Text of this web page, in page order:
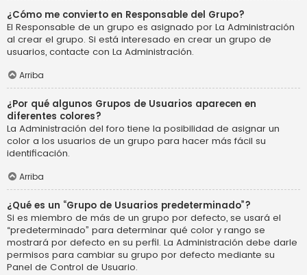
¿Cómo me convierto en Responsable del Grupo?
El Responsable de un grupo es asignado por La Administración
al crear el grupo. Si está interesado en crear un grupo de
usuarios, contacte con La Administración.
Arriba
¿Por qué algunos Grupos de Usuarios aparecen en
diferentes colores?
La Administración del foro tiene la posibilidad de asignar un
color a los usuarios de un grupo para hacer más fácil su
identificación.
Arriba
¿Qué es un “Grupo de Usuarios predeterminado”?
Si es miembro de más de un grupo por defecto, se usará el
“predeterminado” para determinar qué color y rango se
mostrará por defecto en su perfil. La Administración debe darle
permisos para cambiar su grupo por defecto mediante su
Panel de Control de Usuario.